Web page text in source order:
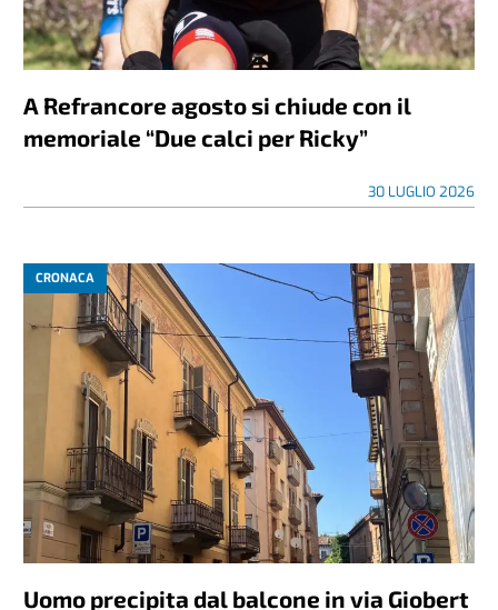
A Refrancore agosto si chiude con il
memoriale “Due calci per Ricky”
30 LUGLIO 2026
CRONACA
Uomo precipita dal balcone in via Giobert